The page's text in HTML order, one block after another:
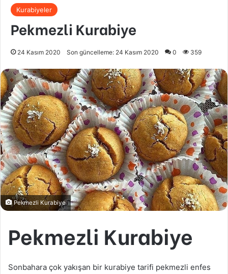
Kurabiyeler
Pekmezli Kurabiye
24 Kasım 2020 Son güncelleme: 24 Kasım 2020 0 359
Pekmezli Kurabiye
Pekmezli Kurabiye
Sonbahara çok yakışan bir kurabiye tarifi pekmezli enfes